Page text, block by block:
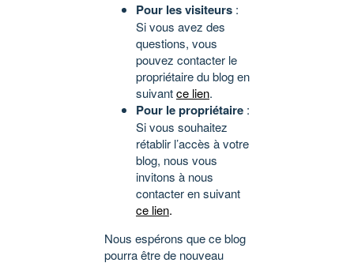
Pour les visiteurs :
Si vous avez des
questions, vous
pouvez contacter le
propriétaire du blog en
suivantce lien.
Pour le propriétaire :
Si vous souhaitez
rétablir l’accès à votre
blog, nous vous
invitons à nous
contacter en suivant
ce lien.
Nous espérons que ce blog
pourra être de nouveau